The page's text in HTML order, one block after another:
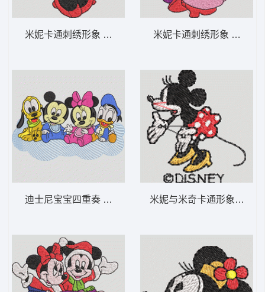
米妮卡通刺绣形象 米妮 63-DST格式
迪士尼宝宝四重奏 迪士尼宝贝-DST格式
米妮卡通刺绣形象 米妮
米妮与米奇卡通形象 米妮